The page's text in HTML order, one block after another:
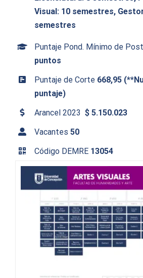
Visual: 10 semestres,
semestres
Puntaje Pond. Mínimo de
puntos
Puntaje de Corte 668,95
puntaje)
Arancel 2023$ 5.150.023
Vacantes50
Código DEMRE 13054